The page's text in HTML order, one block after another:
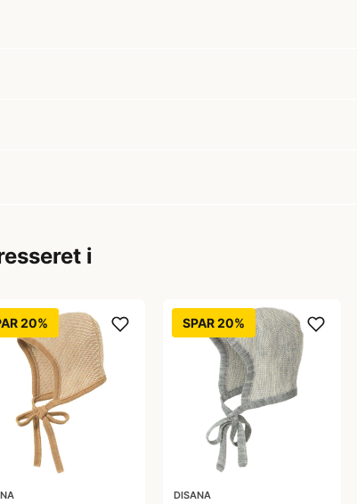
i
20% SPAR 20%
DISANA